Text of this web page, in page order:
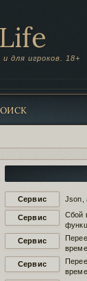
для игроков. 18+
Сервис Json,
Сервис Сбой
Сервис
Сервис